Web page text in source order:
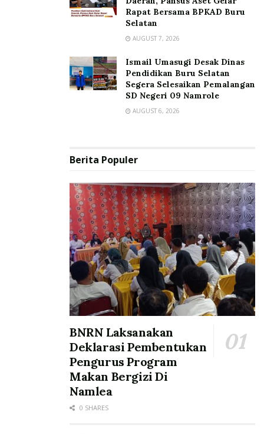
Rapat Bersama BPKAD Buru
Selatan
AUGUST 7, 2026
Ismail Umasugi Desak Dinas
Pendidikan Buru Selatan
Segera Selesaikan Pemalangan
SD Negeri 09 Namrole
AUGUST 6, 2026
Berita Populer
BNRN Laksanakan
Deklarasi Pembentukan
Pengurus Program
Makan Bergizi Di
Namlea
0 SHARES